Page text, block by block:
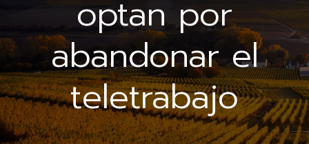
optan por
abandonar el
teletrabajo